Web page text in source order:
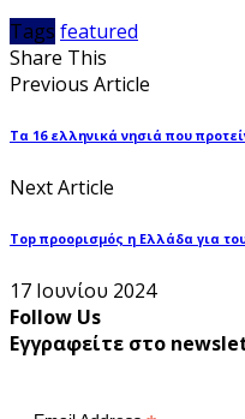
Tags featured
Share This
Previous Article
Τα 16 ελληνικά νησιά που
Next Article
Top προορισμός η Ελλάδα για
17 Ιουνίου 2024
Follow Us
Εγγραφείτε στο